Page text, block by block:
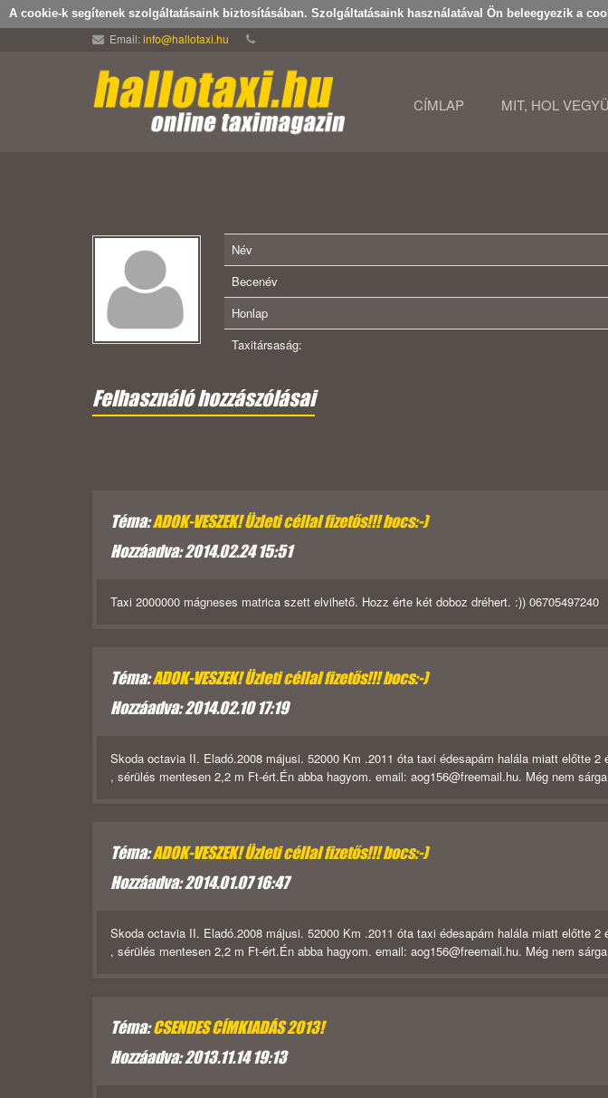
A cookie-k segítenek szolgáltatásaink biztosításában. Szolgáltatásaink használatával Ön beleegyezik a
Email:info@hallotaxi.hu
CÍMLAP MIT, HOL
Név
Becenév
Honlap
Taxitársaság:
Felhasználó hozzászólásai
Téma:ADOK-VESZEK! Üzleti céllal fizetős!!! bocs:-)
Hozzáadva: 2014.02.24 15:51
Taxi 2000000 mágneses matrica szett elvihető. Hozz érte két doboz dréhert. :)) 06705497240
Téma:ADOK-VESZEK! Üzleti céllal fizetős!!! bocs:-)
Hozzáadva: 2014.02.10 17:19
Skoda octavia II. Eladó.2008 májusi. 52000 Km .2011 óta taxi édesapám halála miatt előtte
, sérülés mentesen 2,2 m Ft-ért.Én abba hagyom. email: aog156@freemail.hu. Még nem
Téma:ADOK-VESZEK! Üzleti céllal fizetős!!! bocs:-)
Hozzáadva: 2014.01.07 16:47
Skoda octavia II. Eladó.2008 májusi. 52000 Km .2011 óta taxi édesapám halála miatt előtte
, sérülés mentesen 2,2 m Ft-ért.Én abba hagyom. email: aog156@freemail.hu. Még nem
Téma:CSENDES CÍMKIADÁS 2013!
Hozzáadva: 2013.11.14 19:13